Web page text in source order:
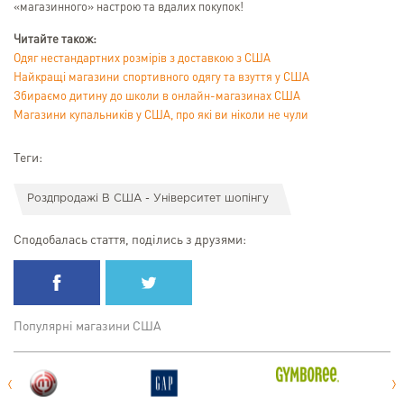
«магазинного» настрою та вдалих покупок!
Читайте також:
Одяг нестандартних розмірів з доставкою з США
Найкращі магазини спортивного одягу та взуття у США
Збираємо дитину до школи в онлайн-магазинах США
Магазини купальників у США, про які ви ніколи не чули
Теги:
Роздпродажі В США - Університет шопінгу
Сподобалась стаття, поділись з друзями:
Популярні магазини США